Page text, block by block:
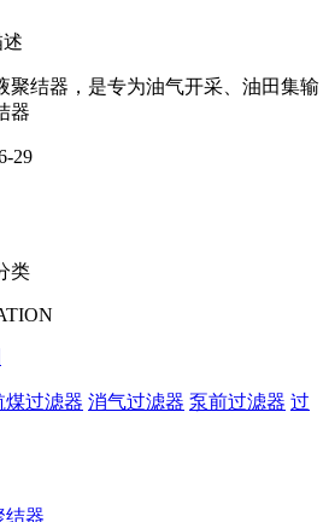
聚结器，是专为油气开采、油田集输
器
29
类
煤过滤器 消气过滤器 泵前过滤器 过
结器